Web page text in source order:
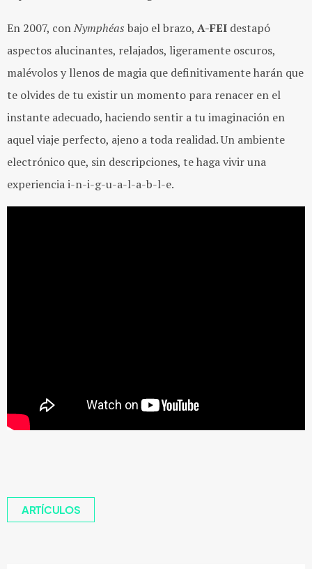
En 2007, conNymphéas bajo el brazo, A-FEI destapó
aspectos alucinantes, relajados, ligeramente oscuros,
malévolos y llenos de magia que definitivamente harán que
te olvides de tu existir un momento para renacer en el
instante adecuado, haciendo sentir a tu imaginación en
aquel viaje perfecto, ajeno a toda realidad. Un ambiente
electrónico que, sin descripciones, te haga vivir una
experiencia i-n-i-g-u-a-l-a-b-l-e.
ARTÍCULOS